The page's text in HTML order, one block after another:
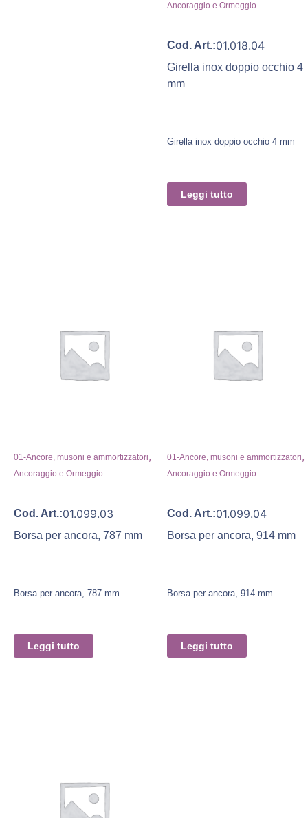
Ancoraggio e Ormeggio
Cod. Art.:01.018.04
Girella inox doppio occhio 4
mm
Girella inox doppio occhio 4 mm
Leggi tutto
01-Ancore, musoni e ammortizzatori,
Ancoraggio e Ormeggio
Cod. Art.:01.099.03
Borsa per ancora, 787 mm
Borsa per ancora, 787 mm
Leggi tutto
01-Ancore, musoni e ammortizzatori,
Ancoraggio e Ormeggio
Cod. Art.:01.099.04
Borsa per ancora, 914 mm
Borsa per ancora, 914 mm
Leggi tutto